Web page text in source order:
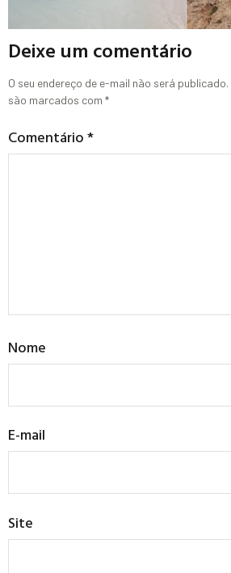
Deixe um comentário
O seu endereço de e-mail não será publicado.
são marcados com *
Comentário*
Nome
E-mail
Site